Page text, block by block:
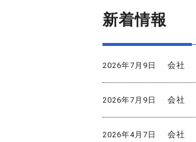
新着情報
2026年7月9日 会社
2026年7月9日 会社
2026年4月7日 会社